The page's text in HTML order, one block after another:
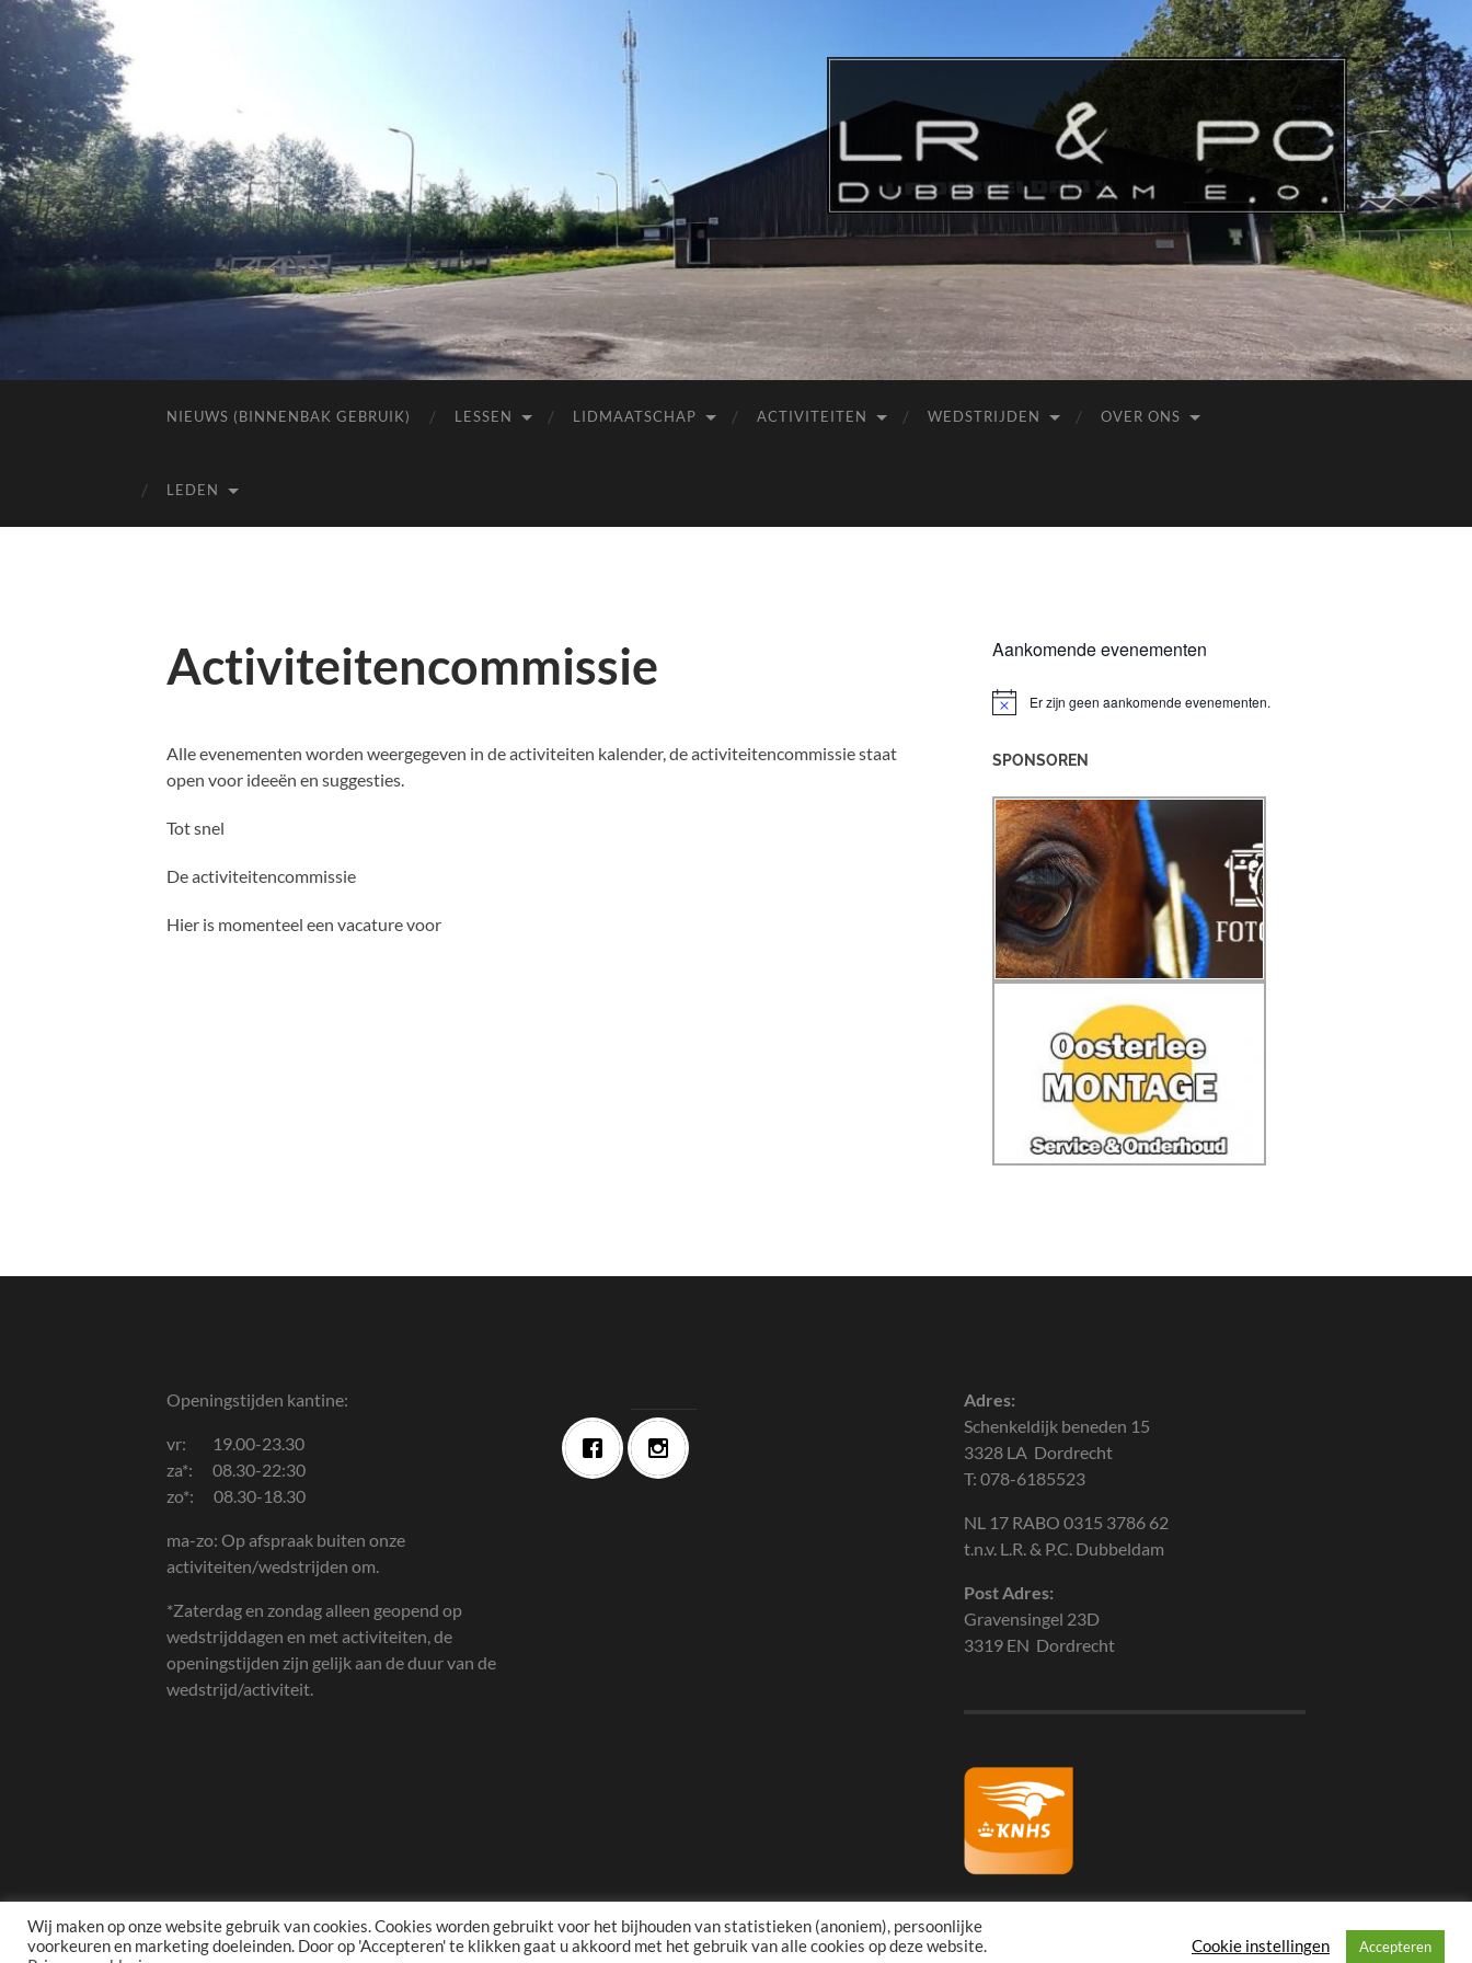
&
PC
Dubbeldam
e.o.
NIEUWS (BINNENBAK GEBRUIK) LESSEN LIDMAATSCHAP ACTIVITEITEN WEDSTRIJDEN OVER ONS
LEDEN
Activiteitencommissie
Alle evenementen worden weergegeven in de activiteiten kalender, de activiteitencommissie staat
open voor ideeën en suggesties.
Tot snel
De activiteitencommissie
Hier is momenteel een vacature voor
Aankomende evenementen
BerichtEr zijn geen aankomende evenementen.
SPONSOREN
Openingstijden kantine:
vr: 19.00-23.30
za*: 08.30-22:30
zo*: 08.30-18.30
ma-zo: Op afspraak buiten onze
activiteiten/wedstrijden om.
*Zaterdag en zondag alleen geopend op
wedstrijddagen en met activiteiten, de
openingstijden zijn gelijk aan de duur van de
wedstrijd/activiteit.
Adres:
Schenkeldijk beneden 15
3328 LA Dordrecht
T: 078-6185523
NL 17 RABO 0315 3786 62
t.n.v. L.R. & P.C. Dubbeldam
Post Adres:
Gravensingel 23D
3319 EN Dordrecht
Wij maken op onze website gebruik van cookies. Cookies worden gebruikt voor het bijhouden van statistieken (anoniem), persoonlijke
voorkeuren en marketing doeleinden. Door op 'Accepteren' te klikken gaat u akkoord met het gebruik van alle cookies op deze website.
Cookie instellingen Accepteren